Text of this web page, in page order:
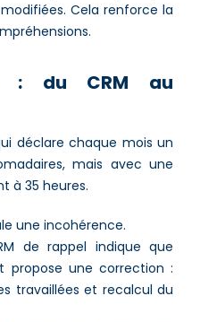
Cela renforce la
: du CRM au
déclare chaque mois un
mais avec une
à 35 heures.
une incohérence.
de rappel indique que
propose une correction :
travaillées et recalcul du